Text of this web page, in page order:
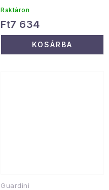
Raktáron
Ft7 634
KOSÁRBA
Guardini